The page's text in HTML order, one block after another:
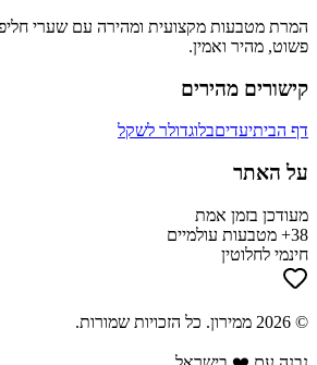
המרת מטבעות מקצועית ומהירה עם שערי
פשוט, מהיר ואמין.
קישורים מהירים
דף הביתיעדיםבלוגדולר לשקל
על האתר
מעודכן בזמן אמת
38+ מטבעות עולמיים
חינמי לחלוטין
©
2026 ממירון. כל הזכויות שמורות.